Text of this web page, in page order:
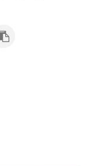
水が付
飛び散
因です